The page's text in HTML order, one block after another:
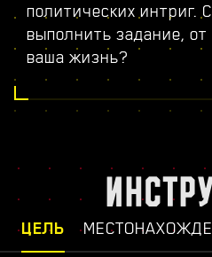
политических интриг.
выполнить задание, от
ваша жизнь?
ЦЕЛЬ